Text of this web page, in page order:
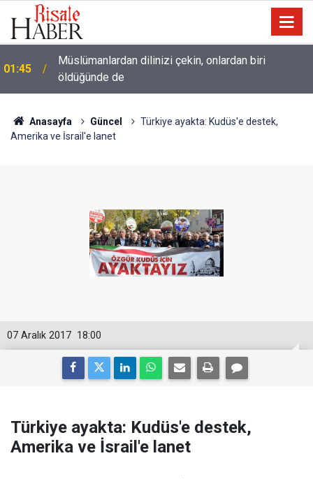
01:45
Müslümanlardan dilinizi çekin, onlardan biri
öldüğünde de
Anasayfa Güncel
Türkiye ayakta: Kudüs'e destek,
Amerika ve İsrail'e lanet
18:00
07 Aralık 2017
Türkiye ayakta: Kudüs'e destek,
Amerika ve İsrail'e lanet